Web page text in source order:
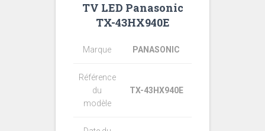
TV LED Panasonic
TX-43HX940E
Marque PANASONIC
Référence
du
modèle
TX-43HX940E